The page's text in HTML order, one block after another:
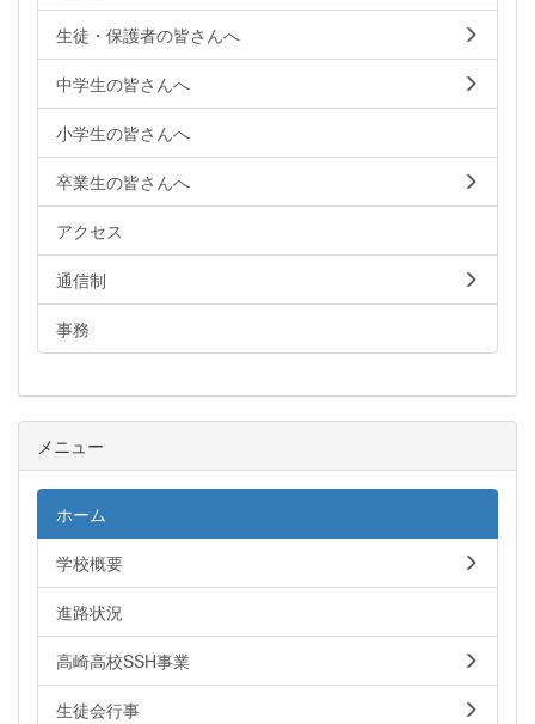
生徒・保護者の皆さんへ
中学生の皆さんへ
小学生の皆さんへ
卒業生の皆さんへ
アクセス
通信制
事務
メニュー
ホーム
学校概要
進路状況
高崎高校SSH事業
生徒会行事